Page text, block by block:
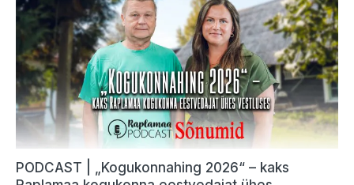
PODCAST | „Kogukonnahing 2026“ – kaks